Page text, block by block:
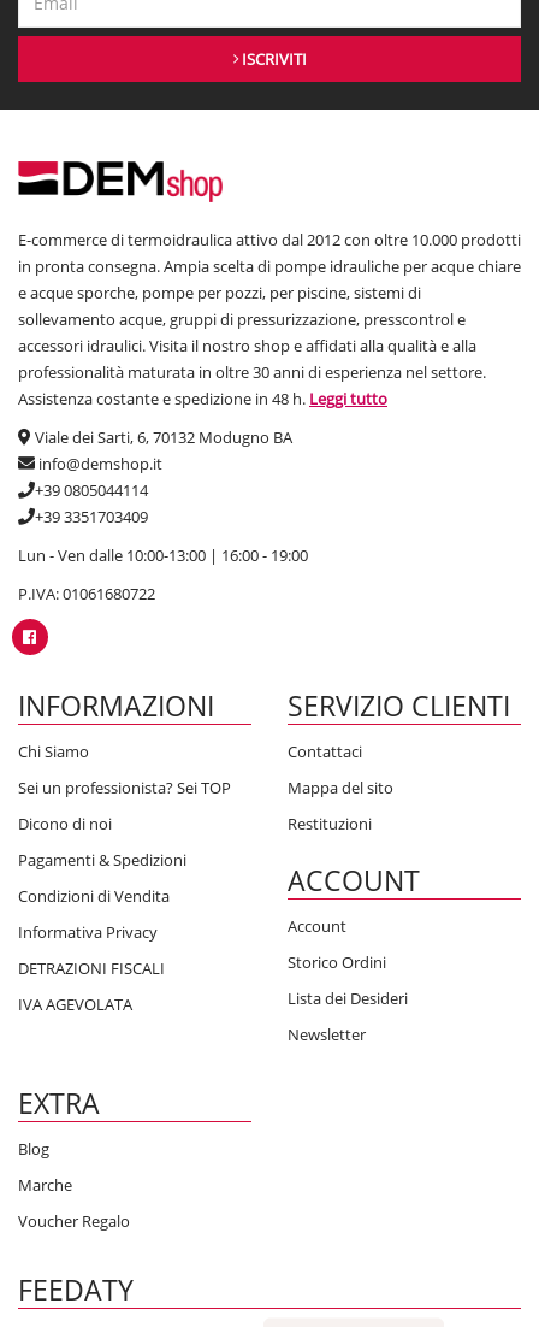
ISCRIVITI
E-commerce di termoidraulica attivo dal 2012 con oltre 10.000 prodotti
in pronta consegna. Ampia scelta di pompe idrauliche per acque chiare
e acque sporche, pompe per pozzi, per piscine, sistemi di
sollevamento acque, gruppi di pressurizzazione, presscontrol e
accessori idraulici. Visita il nostro shop e affidati alla qualità e alla
professionalità maturata in oltre 30 anni di esperienza nel settore.
Assistenza costante e spedizione in 48 h. Leggi tutto
Viale dei Sarti, 6, 70132 Modugno BA
info@demshop.it
+39 0805044114
+39 3351703409
Lun - Ven dalle 10:00-13:00 | 16:00 - 19:00
P.IVA: 01061680722
INFORMAZIONI
Chi Siamo
Sei un professionista? Sei TOP
Dicono di noi
Pagamenti & Spedizioni
Condizioni di Vendita
Informativa Privacy
DETRAZIONI FISCALI
IVA AGEVOLATA
SERVIZIO CLIENTI
Contattaci
Mappa del sito
Restituzioni
ACCOUNT
Account
Storico Ordini
Lista dei Desideri
Newsletter
EXTRA
Blog
Marche
Voucher Regalo
FEEDATY